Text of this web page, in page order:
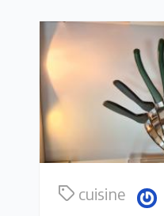
cuisine